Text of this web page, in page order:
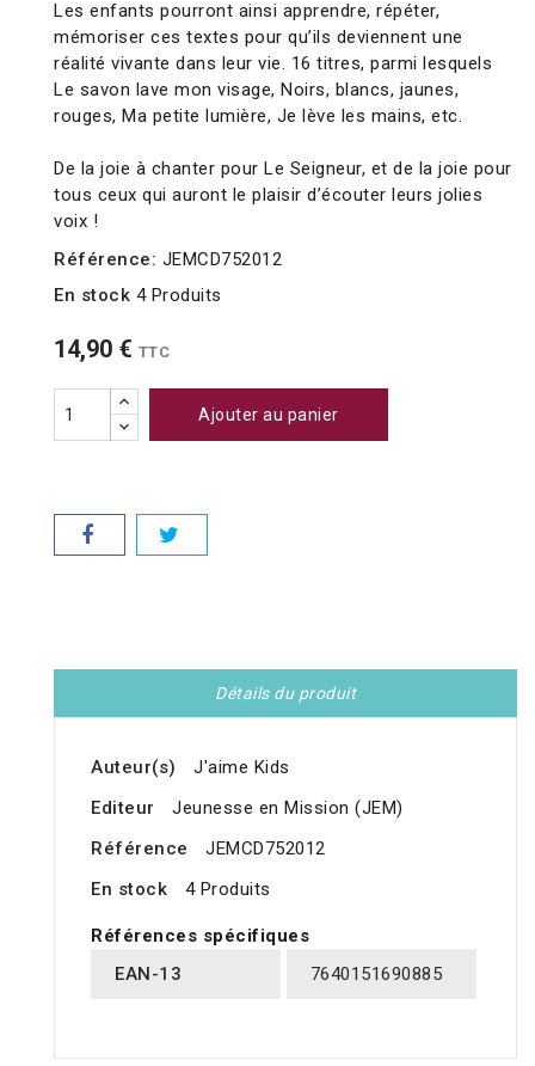
Les enfants pourront ainsi apprendre, répéter,
mémoriser ces textes pour qu’ils deviennent une
réalité vivante dans leur vie. 16 titres, parmi lesquels
Le savon lave mon visage, Noirs, blancs, jaunes,
rouges, Ma petite lumière, Je lève les mains, etc.
De la joie à chanter pour Le Seigneur, et de la joie pour
tous ceux qui auront le plaisir d’écouter leurs jolies
voix !
Référence: JEMCD752012
En stock 4 Produits
14,90 € TTC
Ajouter au panier
Détails du produit
Auteur(s)
J'aime Kids
Editeur
Jeunesse en Mission (JEM)
Référence
JEMCD752012
En stock
4 Produits
Références spécifiques
EAN-13
7640151690885